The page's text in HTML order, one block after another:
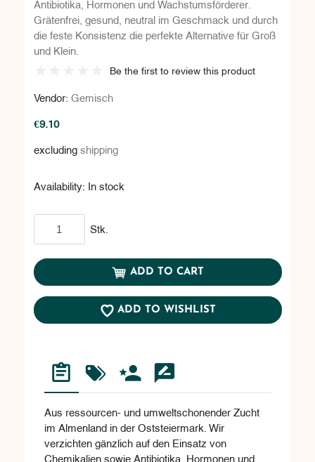
Antibiotika, Hormonen und Wachstumsförderer.
Grätenfrei, gesund, neutral im Geschmack und durch
die feste Konsistenz die perfekte Alternative für Groß
und Klein.
Be the first to review this product
Vendor: Gemisch
€9.10
excluding shipping
Availability: In stock
Stk.
ADD TO CART
ADD TO WISHLIST
Aus ressourcen- und umweltschonender Zucht
im Almenland in der Oststeiermark. Wir
verzichten gänzlich auf den Einsatz von
Chemikalien sowie Antibiotika, Hormonen und